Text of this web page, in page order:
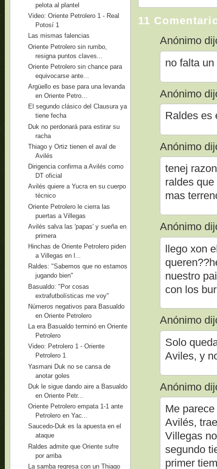
11
Anónimo
no falta
Anónimo
Raldes es
Anónimo
tenej
raldes
mas
Anónimo
llego xon
nuestro
con los
Anónimo
Solo
Aviles, y
Anónimo
Me
Avilés,
Villegas
segundo
primer
pelota al plantel
Video: Oriente Petrolero 1 - Real
Potosí 1
Las mismas falencias
Oriente Petrolero sin rumbo,
resigna puntos claves...
Oriente Petrolero sin chance para
equivocarse ante...
Argüello es base para una levanda
en Oriente Petro...
El segundo clásico del Clausura ya
tiene fecha
Duk no perdonará para estirar su
racha
Thiago y Ortiz tienen el aval de
Avilés
Dirigencia confirma a Avilés como
DT oficial
Avilés quiere a Yucra en su cuerpo
técnico
Oriente Petrolero le cierra las
puertas a Villegas
Avilés salva las 'papas' y sueña en
primera
Hinchas de Oriente Petrolero piden
a Villegas en l...
Raldes: "Sabemos que no estamos
jugando bien"
Basualdo: "Por cosas
extrafutbolísticas me voy"
Números negativos para Basualdo
en Oriente Petrolero
La era Basualdo terminó en Oriente
Petrolero
Video: Petrolero 1 - Oriente
Petrolero 1
Yasmani Duk no se cansa de
anotar goles
Duk le sigue dando aire a Basualdo
en Oriente Petr...
Oriente Petrolero empata 1-1 ante
Petrolero en Yac...
Saucedo-Duk es la apuesta en el
ataque
Raldes admite que Oriente sufre
por arriba
La samba regresa con un Thiago